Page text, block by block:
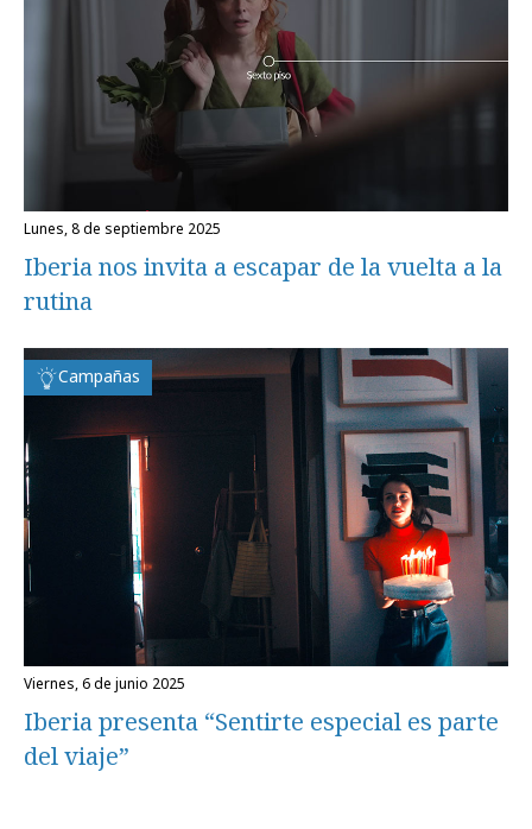
lunes, 8 de septiembre 2025
Iberia nos invita a escapar de la vuelta a la
rutina
Campañas
viernes, 6 de junio 2025
Iberia presenta “Sentirte especial es parte
del viaje”